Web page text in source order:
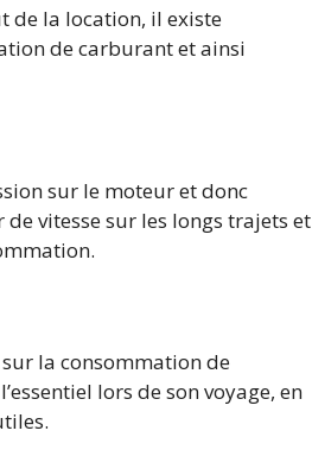
de la location, il existe
de carburant et ainsi
sur le moteur et donc
de vitesse sur les longs trajets et
la consommation de
lors de son voyage, en